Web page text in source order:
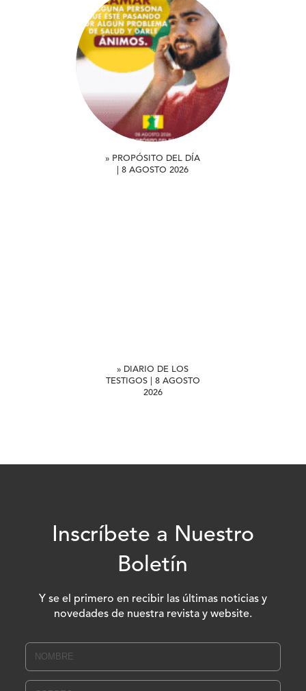
» PROPÓSITO DEL DÍA
| 8 AGOSTO 2026
» DIARIO DE LOS
TESTIGOS | 8 AGOSTO
2026
Inscríbete a Nuestro
Boletín
Y se el primero en recibir las últimas noticias y
novedades de nuestra revista y website.